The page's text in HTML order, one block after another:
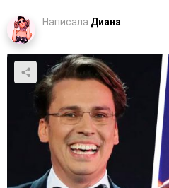
Написала Диана